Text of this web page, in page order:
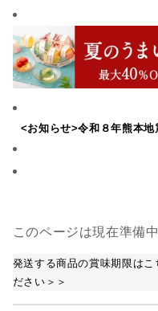
<お知らせ>令和８年熊本
このページは現在準備中
発送する商品の賞味期限は
ださい＞＞